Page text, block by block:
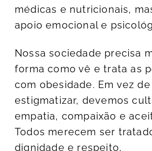
médicas e nutricionais,
apoio emocional e
Nossa sociedade precisa
forma como vê e trata as
com obesidade. Em vez
estigmatizar, devemos
empatia, compaixão e
Todos merecem ser
dignidade e respeito,